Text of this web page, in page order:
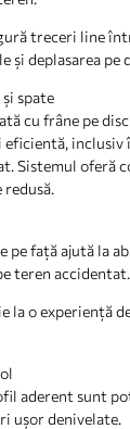
treceri line
și deplasarea pe
spate
cu frâne pe
eficientă,
Sistemul oferă
pe față ajută la
teren accidentat.
la o experiență
aderent sunt
ușor denivelate.